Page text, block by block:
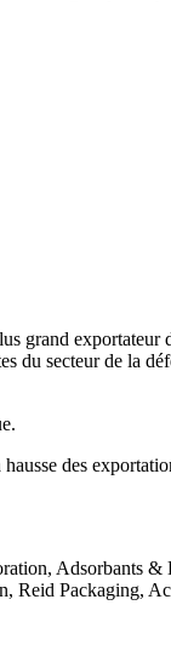
grand exportateur
du secteur de la
des
Reid Packaging,